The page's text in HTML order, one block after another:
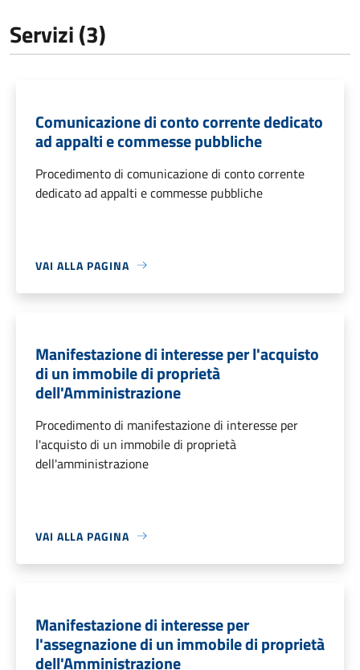
Servizi (3)
Comunicazione di conto corrente dedicato
ad appalti e commesse pubbliche
Procedimento di comunicazione di conto corrente
dedicato ad appalti e commesse pubbliche
VAI ALLA PAGINA
Manifestazione di interesse per l'acquisto
di un immobile di proprietà
dell'Amministrazione
Procedimento di manifestazione di interesse per
l'acquisto di un immobile di proprietà
dell'amministrazione
VAI ALLA PAGINA
Manifestazione di interesse per
l'assegnazione di un immobile di proprietà
dell'Amministrazione